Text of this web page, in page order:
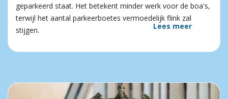
geparkeerd staat. Het betekent minder werk voor de boa's,
terwijl het aantal parkeerboetes vermoedelijk flink zal
stijgen.
Lees meer